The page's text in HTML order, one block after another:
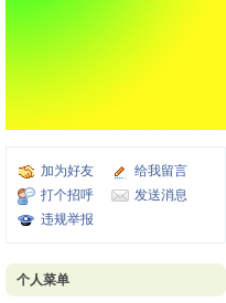
加为好友
给我留言
打个招呼
发送消息
违规举报
个人菜单